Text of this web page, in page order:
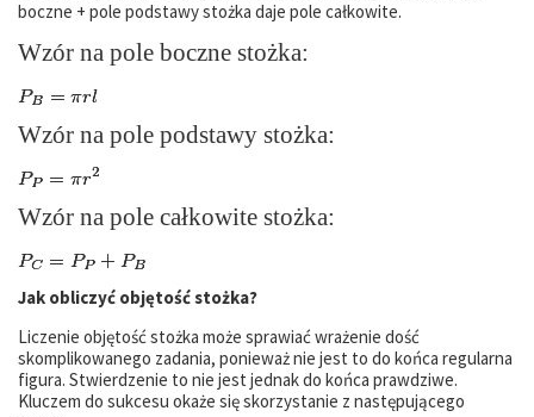
boczne + pole podstawy stożka daje pole całkowite.
Wzór na pole boczne stożka:
Wzór na pole podstawy stożka:
Wzór na pole całkowite stożka:
Jak obliczyć objętość stożka?
Liczenie objętość stożka może sprawiać wrażenie dość
skomplikowanego zadania, ponieważ nie jest to do końca regularna
figura. Stwierdzenie to nie jest jednak do końca prawdziwe.
Kluczem do sukcesu okaże się skorzystanie z następującego